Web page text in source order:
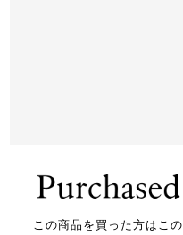
この商品を買った方はこ